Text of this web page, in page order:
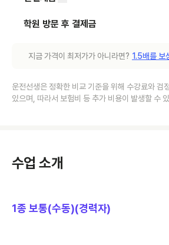
학원 방문 후 결제금
지금 가격이 최저가가 아니라면? 1.5배를 보
운전선생은 정확한 비교 기준을 위해 수강료와 검
있으며, 따라서 보험비 등 추가 비용이 발생할 수
수업 소개
1종 보통(수동)(경력자)